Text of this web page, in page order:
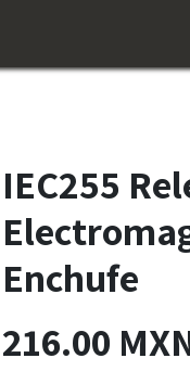
IEC255
Enchufe
216.00